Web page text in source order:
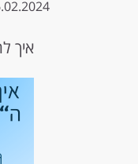
איך